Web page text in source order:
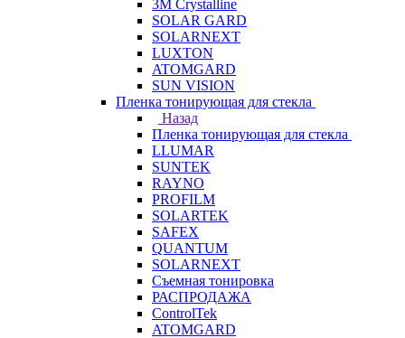
3M Crystalline
SOLAR GARD
SOLARNEXT
LUXTON
ATOMGARD
SUN VISION
Пленка тонирующая для стекла
Назад
Пленка тонирующая для стекла
LLUMAR
SUNTEK
RAYNO
PROFILM
SOLARTEK
SAFEX
QUANTUM
SOLARNEXT
Съемная тонировка
РАСПРОДАЖА
ControlTek
ATOMGARD